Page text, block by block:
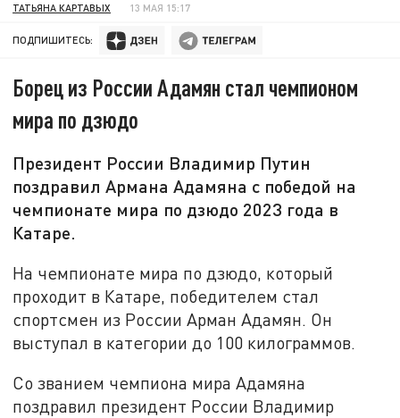
ТАТЬЯНА КАРТАВЫХ 13 МАЯ 15:17
ПОДПИШИТЕСЬ:
Борец из России Адамян стал чемпионом
мира по дзюдо
Президент России Владимир Путин
поздравил Армана Адамяна с победой на
чемпионате мира по дзюдо 2023 года в
Катаре.
На чемпионате мира по дзюдо, который
проходит в Катаре, победителем стал
спортсмен из России Арман Адамян. Он
выступал в категории до 100 килограммов.
Со званием чемпиона мира Адамяна
поздравил президент России Владимир